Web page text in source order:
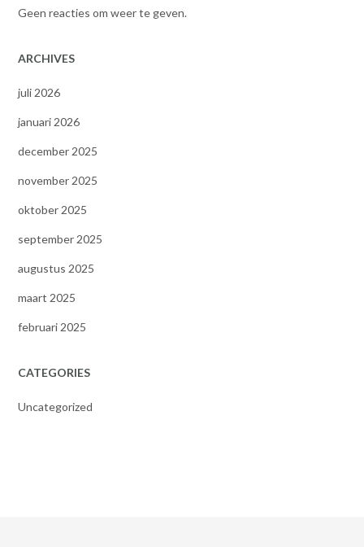
Geen reacties om weer te geven.
ARCHIVES
juli 2026
januari 2026
december 2025
november 2025
oktober 2025
september 2025
augustus 2025
maart 2025
februari 2025
CATEGORIES
Uncategorized